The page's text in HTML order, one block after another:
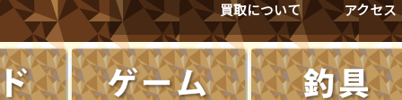
買取について アクセス